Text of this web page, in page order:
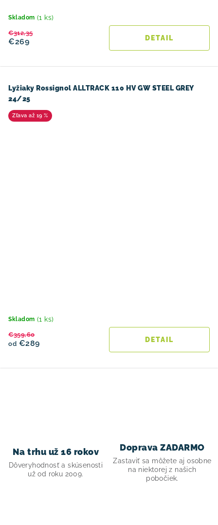
Skladom (1 ks)
€269
€312,35
DETAIL
Lyžiaky Rossignol ALLTRACK 110 HV GW STEEL GREY
24/25
až 19 %
Skladom (1 ks)
od €289
€359,60
DETAIL
a
Na trhu už 16 rokov
Dôveryhodnosť a skúsenosti
už od roku 2009.
Doprava ZADARMO
Zastaviť sa môžete aj osobne
na niektorej z našich
pobočiek.